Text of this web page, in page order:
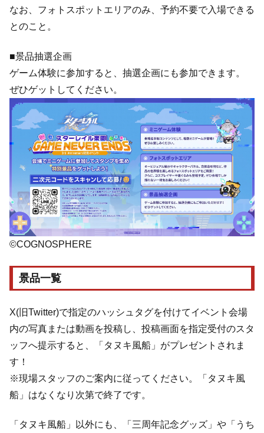
なお、フォトスポットエリアのみ、予約不要で入場できる
とのこと。
■景品抽選企画
ゲーム体験に参加すると、抽選企画にも参加できます。
ぜひゲットしてください。
©COGNOSPHERE
景品一覧
X(旧Twitter)で指定のハッシュタグを付けてイベント会場
内の写真または動画を投稿し、投稿画面を指定受付のスタ
ッフへ提示すると、「タヌキ風船」がプレゼントされま
す！
※現場スタッフのご案内に従ってください。「タヌキ風
船」はなくなり次第で終了です。
「タヌキ風船」以外にも、「三周年記念グッズ」や「うち